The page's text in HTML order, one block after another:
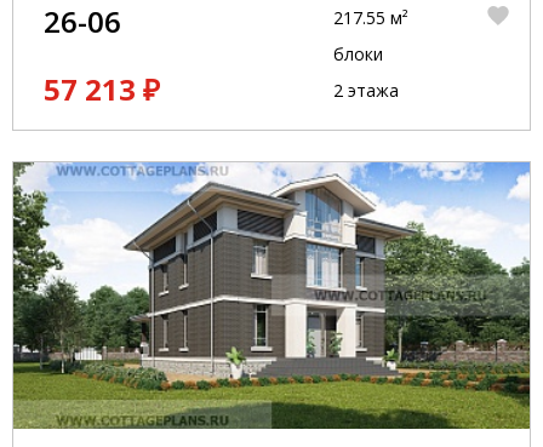
26-06
57 213 ₽
217.55 м²
блоки
2 этажа